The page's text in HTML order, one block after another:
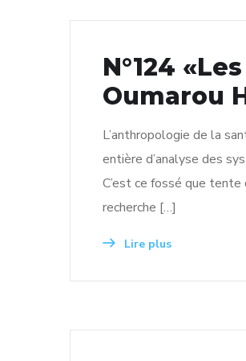
N°124
Oumarou
L’anthropologie de la
entière d’analyse des
C’est ce fossé que tente
recherche […]
Lire plus